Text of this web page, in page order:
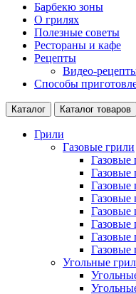
Барбекю зоны
О грилях
Полезные советы
Рестораны и кафе
Рецепты
Видео-
Способы
Каталог Каталог товаров
Грили
Газовые грили
Газовые
Газовые
Газовые
Газовые
Газовые
Газовые
Газовые
Газовые
Угольные